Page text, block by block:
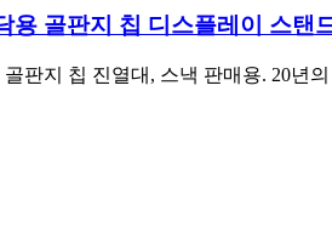
용 골판지 칩 디스플레이 스탠
판지 칩 진열대, 스낵 판매용. 20년